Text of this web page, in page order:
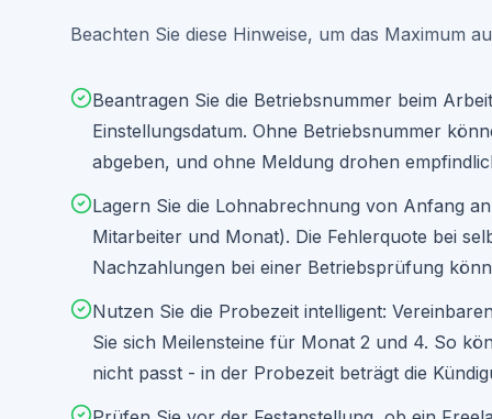
- Wie viel zusaetzlichen Umsatz muss der
- Wie schnell amortisiert sich die Einstellung?
- Ab welcher Auslastung lohnt sich die
- Vergleich: Festanstellung vs. Minijob vs.
- Monatliche Lohnabrechnung (Empfehlung:
- Lohnsteueranmeldung beim Finanzamt
- Sozialversicherungsbeitraege fristgerecht
- Jahresmeldung an die Sozialversicherung
- Arbeitsmedizinische Vorsorge (bei bestimmten
- Aufbewahrungspflichten (Lohnunterlagen 6-10
Weise darauf hin, dass Fehler bei
Bußgelder nach sich ziehen können. Empfehle
Beachten Sie diese Hinweise, um das Maximum
Beantragen Sie die Betriebsnummer beim
Einstellungsdatum. Ohne Betriebsnummer
abgeben, und ohne Meldung drohen
Lagern Sie die Lohnabrechnung von Anfang
Mitarbeiter und Monat). Die Fehlerquote bei
Nachzahlungen bei einer Betriebsprüfung
Nutzen Sie die Probezeit intelligent:
Sie sich Meilensteine für Monat 2 und 4. So
nicht passt - in der Probezeit beträgt die